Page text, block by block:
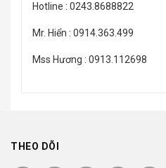
Hotline : 0243.8688822
Mr. Hiển : 0914.363.499
Mss Hương : 0913.112698
THEO DÕI